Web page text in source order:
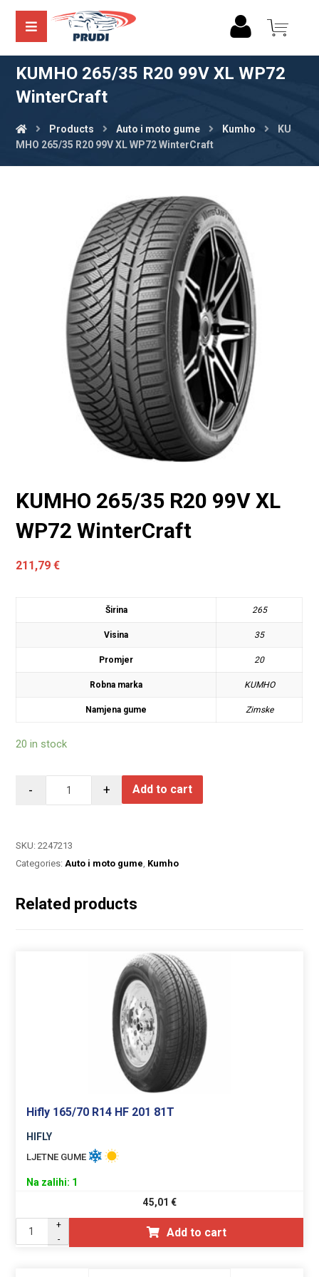
KUMHO 265/35 R20 99V XL WP72
WinterCraft
Products Auto i moto gume Kumho
KU
MHO 265/35 R20 99V XL WP72 WinterCraft
KUMHO 265/35 R20 99V XL
WP72 WinterCraft
211,79€
Širina 265
Visina 35
Promjer 20
Robna marka KUMHO
Namjena gume Zimske
20 in stock
- + Add to cart
SKU:2247213
Categories:Auto i moto gume, Kumho
Related products
Hifly 165/70 R14 HF 201 81T
HIFLY
LJETNE GUME
Na zalihi: 1
45,01 €
+
-
Add to cart